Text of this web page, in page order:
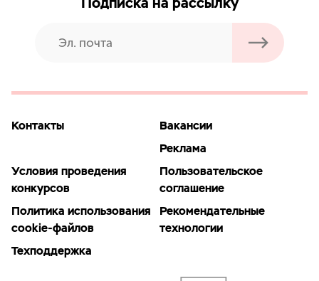
Контакты
Вакансии
Реклама
Условия проведения
конкурсов
Пользовательское
соглашение
Политика использования
cookie-файлов
Рекомендательные
технологии
Техподдержка